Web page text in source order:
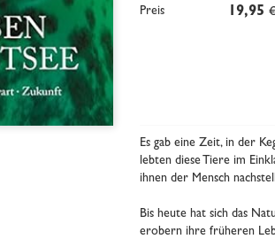
Preis
19,95 €
Es gab eine Zeit, in der
lebten diese Tiere im
ihnen der Mensch
Bis heute hat sich das
erobern ihre früheren